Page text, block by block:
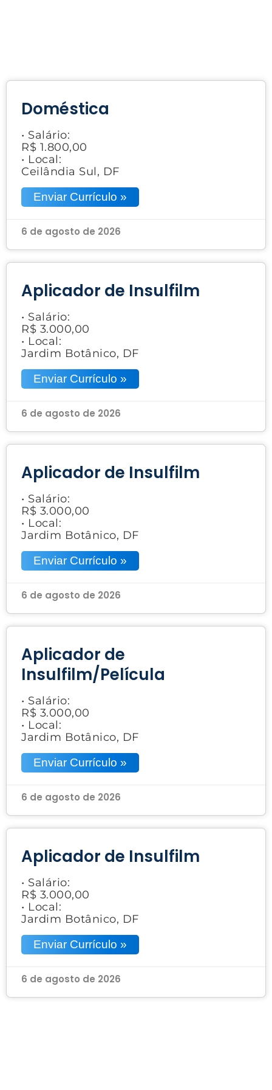
Doméstica
• Salário:
R$ 1.800,00
• Local:
Ceilândia Sul, DF
Enviar Currículo »
6 de agosto de 2026
Aplicador de Insulfilm
• Salário:
R$ 3.000,00
• Local:
Jardim Botânico, DF
Enviar Currículo »
6 de agosto de 2026
Aplicador de Insulfilm
• Salário:
R$ 3.000,00
• Local:
Jardim Botânico, DF
Enviar Currículo »
6 de agosto de 2026
Aplicador de
Insulfilm/Película
• Salário:
R$ 3.000,00
• Local:
Jardim Botânico, DF
Enviar Currículo »
6 de agosto de 2026
Aplicador de Insulfilm
• Salário:
R$ 3.000,00
• Local:
Jardim Botânico, DF
Enviar Currículo »
6 de agosto de 2026